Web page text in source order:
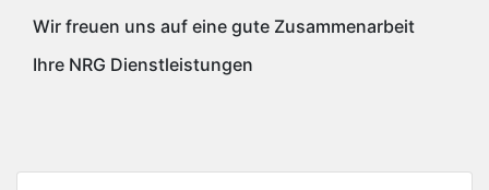
Wir freuen uns auf eine gute Zusammenarbeit
Ihre NRG Dienstleistungen